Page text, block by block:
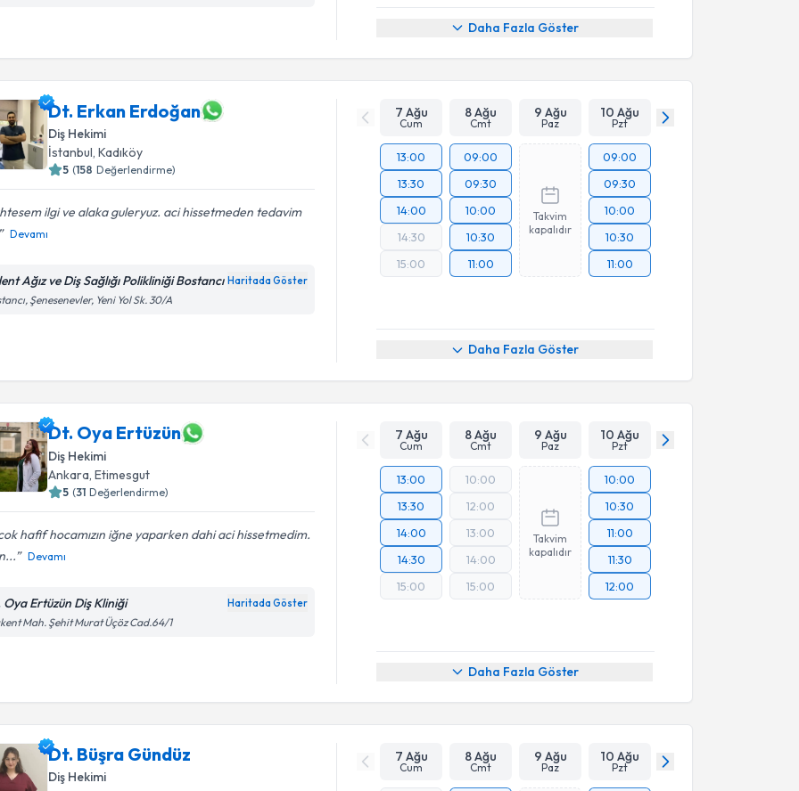
Daha Fazla Göster
Dt. Erkan Erdoğan
Diş Hekimi
İstanbul, Kadıköy
5 (158 Değerlendirme)
ilgi ve alaka guleryuz. aci hissetmeden tedavim
Devamı
Ağız ve Diş Sağlığı Polikliniği Bostancı Haritada Göster
Şenesenevler, Yeni Yol Sk. 30/A
7 Ağu
Cum
8 Ağu
Cmt
9 Ağu
Paz
10 Ağu
Pzt
13:00
13:30
14:00
14:30
15:00
09:00
09:30
10:00
10:30
11:00
Takvim
kapalıdır
09:00
09:30
10:00
10:30
11:00
Daha Fazla Göster
Dt. Oya Ertüzün
Diş Hekimi
Ankara , Etimesgut
5 (31 Değerlendirme)
hafif hocamızın iğne yaparken dahi aci hissetmedim.
Devamı
Oya Ertüzün Diş Kliniği Haritada Göster
Mah. Şehit Murat Üçöz Cad.64/1
7 Ağu
Cum
8 Ağu
Cmt
9 Ağu
Paz
10 Ağu
Pzt
13:00
13:30
14:00
14:30
15:00
10:00
12:00
13:00
14:00
15:00
Takvim
kapalıdır
10:00
10:30
11:00
11:30
12:00
Daha Fazla Göster
Dt. Büşra Gündüz
Diş Hekimi
7 Ağu
Cum
8 Ağu
Cmt
9 Ağu
Paz
10 Ağu
Pzt